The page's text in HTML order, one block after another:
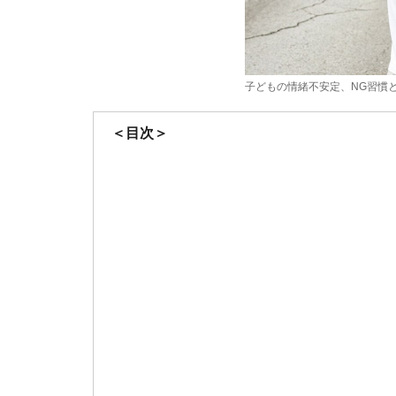
子どもの情緒不安定、NG習慣
＜目次＞